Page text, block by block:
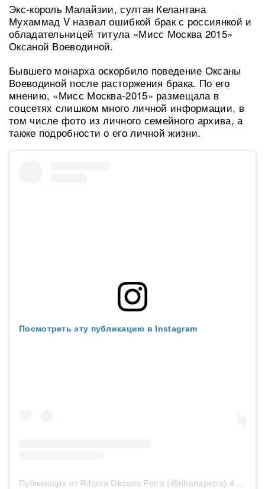
Экс-король Малайзии, султан Келантана
Мухаммад V назвал ошибкой брак с россиянкой и
обладательницей титула «Мисс Москва 2015»
Оксаной Воеводиной.
Бывшего монарха оскорбило поведение Оксаны
Воеводиной после расторжения брака. По его
мнению, «Мисс Москва-2015» размещала в
соцсетях слишком много личной информации, в
том числе фото из личного семейного архива, а
также подробности о его личной жизни.
Посмотреть эту публикацию в Instagram
Публикация от Rihana Oksana Petra (@rihanapetra) 4 Сен 2019 в 3:58 PDT